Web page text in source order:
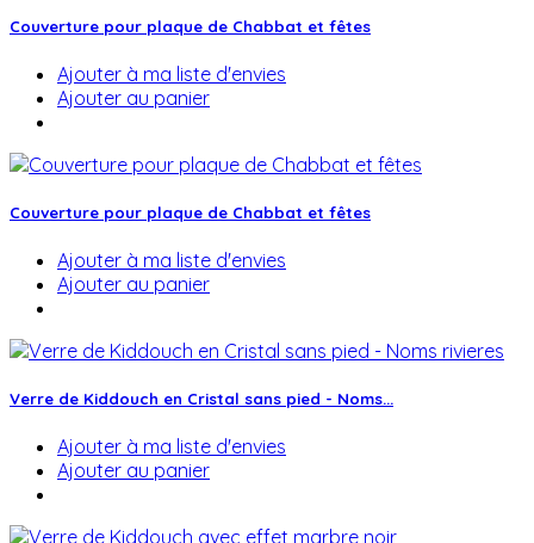
Couverture pour plaque de Chabbat et fêtes
Ajouter à ma liste d'envies
Ajouter au panier
Couverture pour plaque de Chabbat et fêtes
Ajouter à ma liste d'envies
Ajouter au panier
Verre de Kiddouch en Cristal sans pied - Noms...
Ajouter à ma liste d'envies
Ajouter au panier